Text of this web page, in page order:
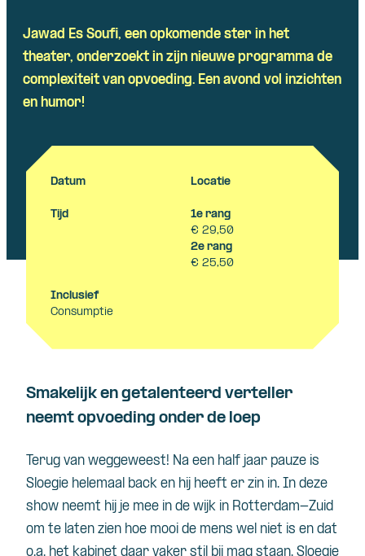
Jawad Es Soufi, een opkomende ster in het
theater, onderzoekt in zijn nieuwe programma de
complexiteit van opvoeding. Een avond vol inzichten
en humor!
Datum Locatie
Tijd
1e rang
€ 29,50
2e rang
€ 25,50
Inclusief
Consumptie
Smakelijk en getalenteerd verteller
neemt opvoeding onder de loep
Terug van weggeweest! Na een half jaar pauze is
Sloegie helemaal back en hij heeft er zin in. In deze
show neemt hij je mee in de wijk in Rotterdam-Zuid
om te laten zien hoe mooi de mens wel niet is en dat
o.a. het kabinet daar vaker stil bij mag staan. Sloegie